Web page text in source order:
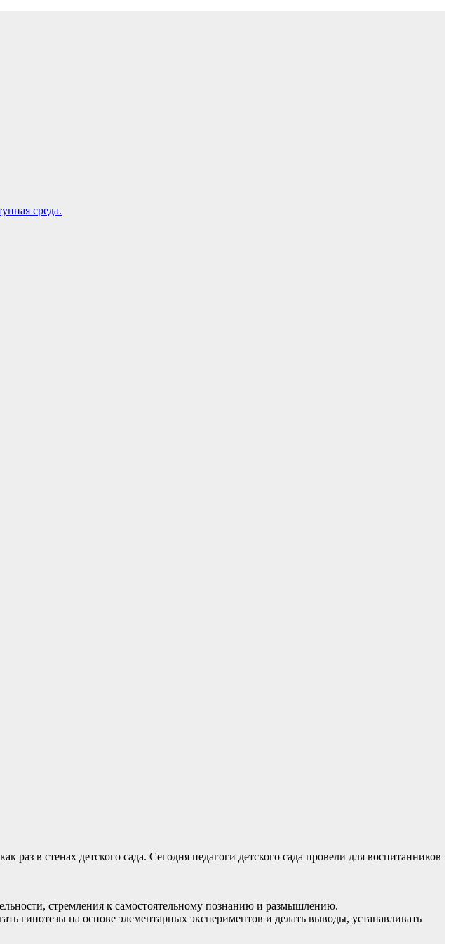
среда.
раз в стенах детского сада. Сегодня педагоги детского сада провели для воспитанников
стремления к самостоятельному познанию и размышлению.
гипотезы на основе элементарных экспериментов и делать выводы, устанавливать